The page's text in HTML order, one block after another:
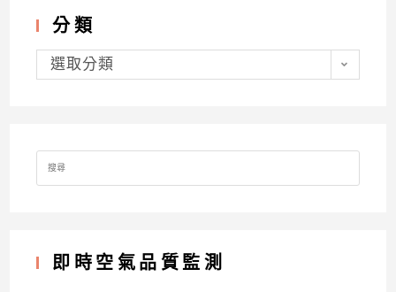
分類
分
類選取分類
Search
for:
即時空氣品質監測